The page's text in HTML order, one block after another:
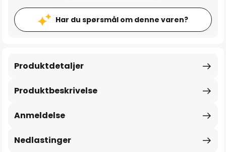
Har du spørsmål om denne varen?
Produktbeskrivelse
Produktdetaljer
Anmeldelse
Nedlastinger